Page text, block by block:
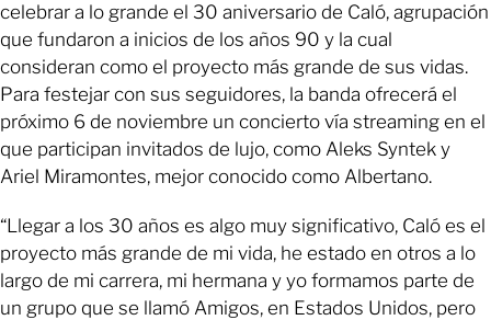
celebrar a lo grande el 30 aniversario de Caló, agrupación
que fundaron a inicios de los años 90 y la cual
consideran como el proyecto más grande de sus vidas.
Para festejar con sus seguidores, la banda ofrecerá el
próximo 6 de noviembre un concierto vía streaming en el
que participan invitados de lujo, como Aleks Syntek y
Ariel Miramontes, mejor conocido como Albertano.
“Llegar a los 30 años es algo muy significativo, Caló es el
proyecto más grande de mi vida, he estado en otros a lo
largo de mi carrera, mi hermana y yo formamos parte de
un grupo que se llamó Amigos, en Estados Unidos, pero